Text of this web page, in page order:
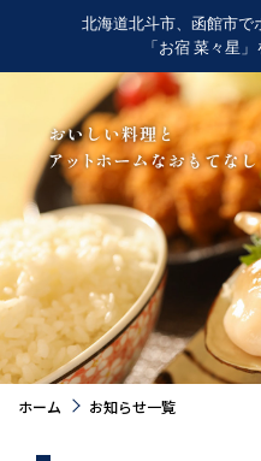
北海道北斗市、函館市で
「お宿 菜々星
ホーム お知らせ一覧